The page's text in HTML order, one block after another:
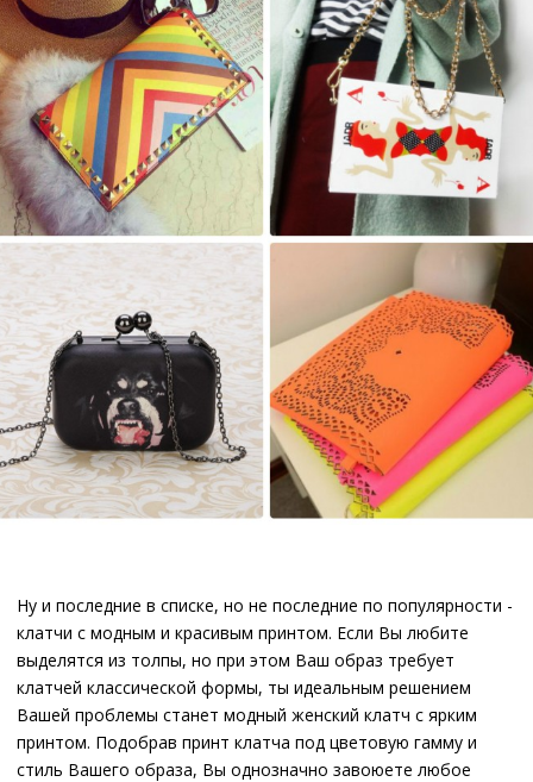
Ну и последние в списке, но не последние по популярности -
клатчи с модным и красивым принтом. Если Вы любите
выделятся из толпы, но при этом Ваш образ требует
клатчей классической формы, ты идеальным решением
Вашей проблемы станет модный женский клатч с ярким
принтом. Подобрав принт клатча под цветовую гамму и
стиль Вашего образа, Вы однозначно завоюете любое